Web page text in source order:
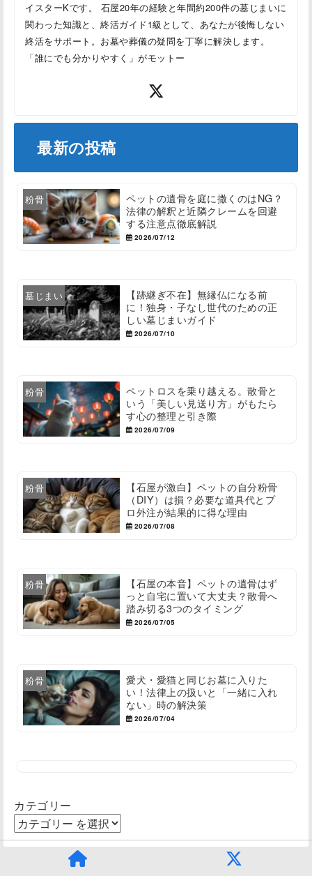
イスターKです。 石屋20年の経験と年間約200件の墓じまいに
関わった知識と、終活ガイド1級として、あなたが後悔しない
終活をサポート。お墓や葬儀の疑問を丁寧に解決します。
「誰にでも分かりやすく」がモットー
最新の投稿
粉骨
ペットの遺骨を庭に撒くのはNG？
法律の解釈と近隣クレームを回避
する注意点徹底解説
2026/07/12
墓じまい
【跡継ぎ不在】無縁仏になる前
に！独身・子なし世代のための正
しい墓じまいガイド
2026/07/10
粉骨
ペットロスを乗り越える。散骨と
いう「美しい見送り方」がもたら
す心の整理と引き際
2026/07/09
粉骨
【石屋が激白】ペットの自分粉骨
（DIY）は損？必要な道具代とプ
ロ外注が結果的に得な理由
2026/07/08
粉骨
【石屋の本音】ペットの遺骨はず
っと自宅に置いて大丈夫？散骨へ
踏み切る3つのタイミング
2026/07/05
粉骨
愛犬・愛猫と同じお墓に入りた
い！法律上の扱いと「一緒に入れ
ない」時の解決策
2026/07/04
カテゴリー